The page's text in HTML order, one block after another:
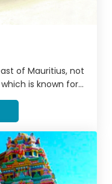
of Mauritius, not
is known for
also by tourists,
bright
Blue Bay Beach
visited ones on
peace,
about this